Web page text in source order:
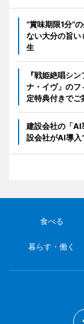
“賞味期限1分”
ない大分の旨い
生
『戦姫絶唱シ
ナ・イヴ」のフ
定特典付きでご
建設会社の「AI
設会社がAI導入
食べる
暮らす・働く